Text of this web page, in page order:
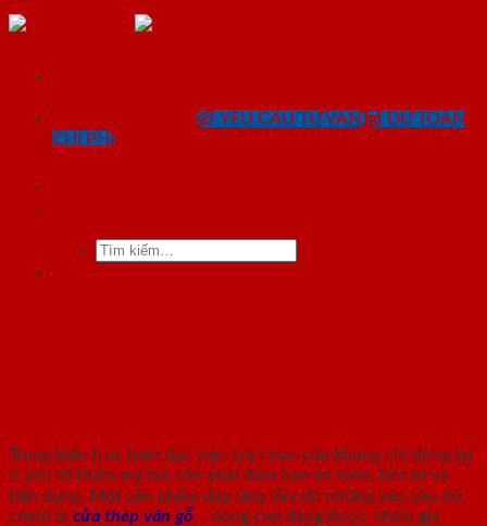
Skip
YÊU CẦU TƯ VẤN
DỰ TOÁN
CHI PHÍ
Tìm
Vân Gỗ Cho Ngôi Nhà Hiện
Đại?
Trong kiến trúc hiện đại, việc lựa chọn cửa không chỉ dừng lại
ở yếu tố thẩm mỹ mà còn phải đảm bảo an toàn, bền bỉ và
tiện dụng. Một sản phẩm đáp ứng đầy đủ những yêu cầu đó
chính là cửa thép vân gỗ – dòng cửa đang được nhiều gia